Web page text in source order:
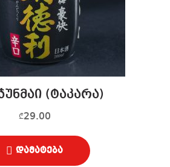
(ტაკარა)
₾29.00
დამატება